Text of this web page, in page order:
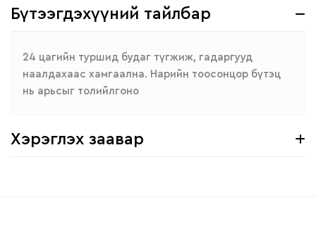
Бүтээгдэхүүний тайлбар
24 цагийн туршид будаг түгжиж, гадаргууд
наалдахаас хамгаална. Нарийн тоосонцор бүтэц
нь арьсыг толийлгоно
Хэрэглэх заавар